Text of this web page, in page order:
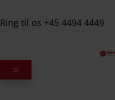
Ring til os +45 4494 4449